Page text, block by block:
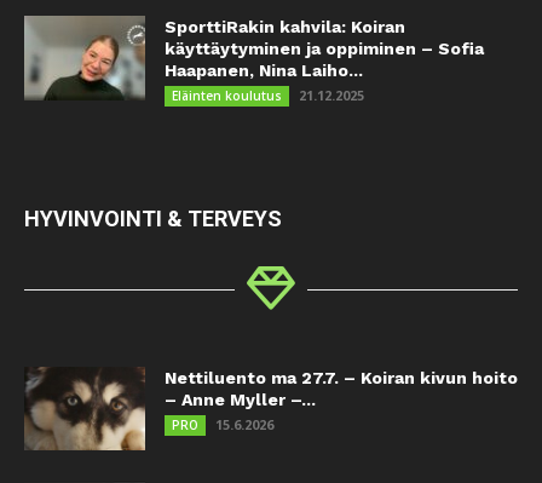
SporttiRakin kahvila: Koiran
käyttäytyminen ja oppiminen – Sofia
Haapanen, Nina Laiho...
Eläinten koulutus 21.12.2025
HYVINVOINTI & TERVEYS
Nettiluento ma 27.7. – Koiran kivun hoito
– Anne Myller –...
PRO 15.6.2026